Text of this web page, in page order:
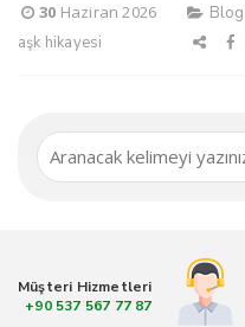
30 Haziran 2026 Blog
aşk hikayesi
Müşteri Hizmetleri
+90 537 567 77 87